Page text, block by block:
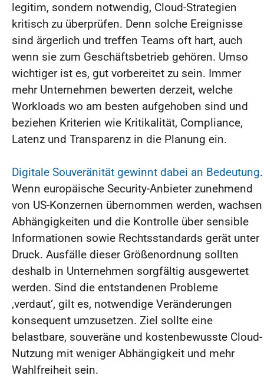
legitim, sondern notwendig, Cloud-Strategien
kritisch zu überprüfen. Denn solche Ereignisse
sind ärgerlich und treffen Teams oft hart, auch
wenn sie zum Geschäftsbetrieb gehören. Umso
wichtiger ist es, gut vorbereitet zu sein. Immer
mehr Unternehmen bewerten derzeit, welche
Workloads wo am besten aufgehoben sind und
beziehen Kriterien wie Kritikalität, Compliance,
Latenz und Transparenz in die Planung ein.
Digitale Souveränität gewinnt dabei an Bedeutung.
Wenn europäische Security-Anbieter zunehmend
von US-Konzernen übernommen werden, wachsen
Abhängigkeiten und die Kontrolle über sensible
Informationen sowie Rechtsstandards gerät unter
Druck. Ausfälle dieser Größenordnung sollten
deshalb in Unternehmen sorgfältig ausgewertet
werden. Sind die entstandenen Probleme
‚verdaut‘, gilt es, notwendige Veränderungen
konsequent umzusetzen. Ziel sollte eine
belastbare, souveräne und kostenbewusste Cloud-
Nutzung mit weniger Abhängigkeit und mehr
Wahlfreiheit sein.